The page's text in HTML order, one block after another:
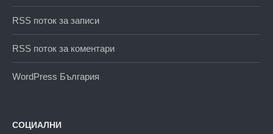
RSS поток за записи
RSS поток за коментари
WordPress България
СОЦИАЛНИ